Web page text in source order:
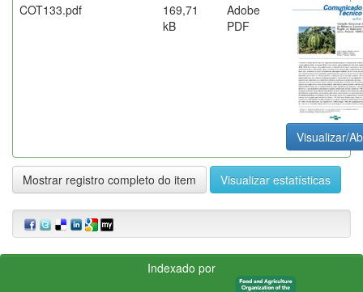
COT133.pdf
169,71
kB
Adobe
PDF
Visualizar/
Mostrar registro completo do item Visualizar estatísticas
Indexado por